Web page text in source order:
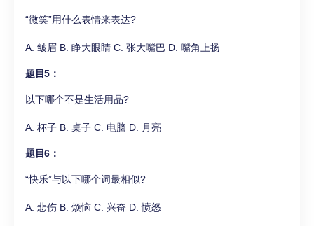
“微笑”用什么表情来表达?
A. 皱眉 B. 睁大眼睛 C. 张大嘴巴 D. 嘴角上扬
题目5：
以下哪个不是生活用品?
A. 杯子 B. 桌子 C. 电脑 D. 月亮
题目6：
“快乐”与以下哪个词最相似?
A. 悲伤 B. 烦恼 C. 兴奋 D. 愤怒